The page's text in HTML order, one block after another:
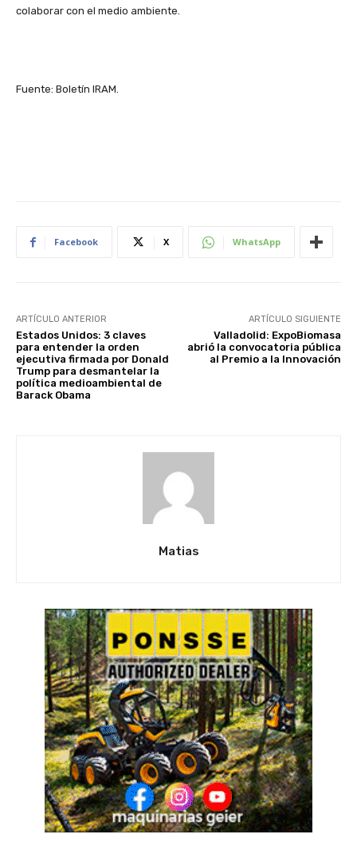
colaborar con el medio ambiente.
Fuente: Boletín IRAM.
Facebook X WhatsApp
ARTÍCULO ANTERIOR
Estados Unidos: 3 claves
para entender la orden
ejecutiva firmada por Donald
Trump para desmantelar la
política medioambiental de
Barack Obama
ARTÍCULO SIGUIENTE
Valladolid: ExpoBiomasa
abrió la convocatoria pública
al Premio a la Innovación
Matias